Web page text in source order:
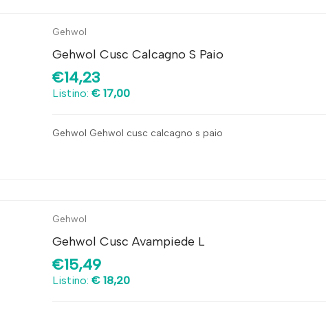
Gehwol
Gehwol Cusc Calcagno S Paio
€14,23
Listino: € 17,00
Gehwol Gehwol cusc calcagno s paio
Gehwol
Gehwol Cusc Avampiede L
€15,49
Listino: € 18,20